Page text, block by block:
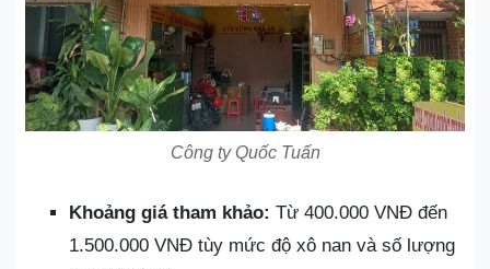
Công ty Quốc Tuấn
Khoảng giá tham khảo: Từ 400.000 VNĐ đến
1.500.000 VNĐ tùy mức độ xô nan và số lượng